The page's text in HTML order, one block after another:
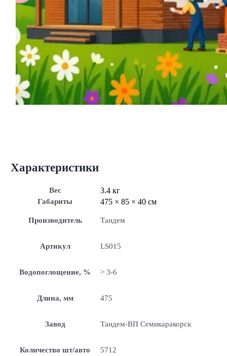
Характеристики
Вес 3.4 кг
Габариты 475 × 85 × 40 см
Производитель Тандем
Артикул LS015
Водопоглощение, % > 3-6
Длина, мм 475
Завод Тандем-ВП Семикаракорск
Количество шт/авто 5712